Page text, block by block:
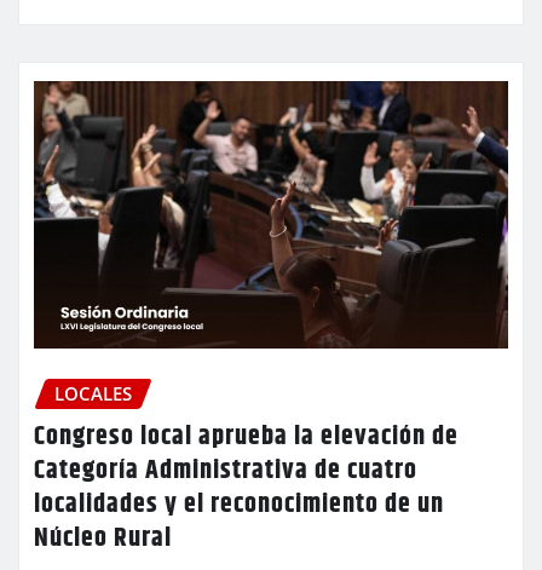
LOCALES
Congreso local aprueba la elevación de
Categoría Administrativa de cuatro
localidades y el reconocimiento de un
Núcleo Rural